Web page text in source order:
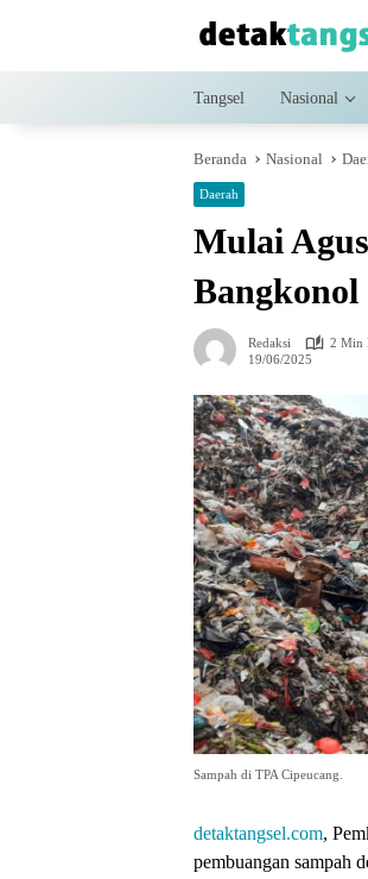
Tangsel Nasional
Beranda Nasional
Daerah
Mulai
Bangkonol
Redaksi
2 Min
19/06/2025
Sampah di TPA Cipeucang.
detaktangsel.com,
pembuangan sampah